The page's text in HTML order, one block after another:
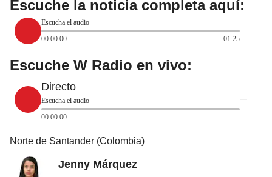
Escuche la noticia completa aquí:
Escucha el audio
00:00:00
01:25
Escuche W Radio en vivo:
Directo
Escucha el audio
00:00:00
Norte de Santander (Colombia)
Jenny Márquez